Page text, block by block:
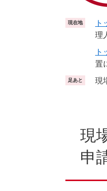
現在地 ト
理
ト
置
足あと 現
現
申